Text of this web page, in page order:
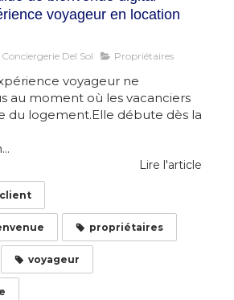
voyageur en location
Conciergerie Del Sol Propriétaires
voyageur ne
au moment où les vacanciers
du logement.Elle débute dès la
Lire l'article
propriétaires
voyageur